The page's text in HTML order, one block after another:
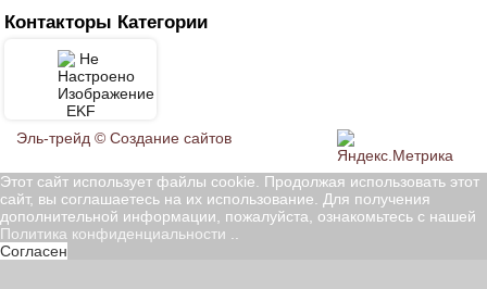
Контакторы Категории
EKF
Эль-трейд © Создание сайтов
Этот сайт использует файлы cookie. Продолжая использовать этот
сайт, вы соглашаетесь на их использование. Для получения
дополнительной информации, пожалуйста, ознакомьтесь с нашей
Политика конфиденциальности ..
Согласен